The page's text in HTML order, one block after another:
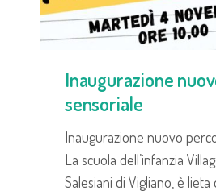
Inaugurazione
sensoriale
Inaugurazione nuovo
La scuola dell’infanzia
Salesiani di Vigliano, è lieta